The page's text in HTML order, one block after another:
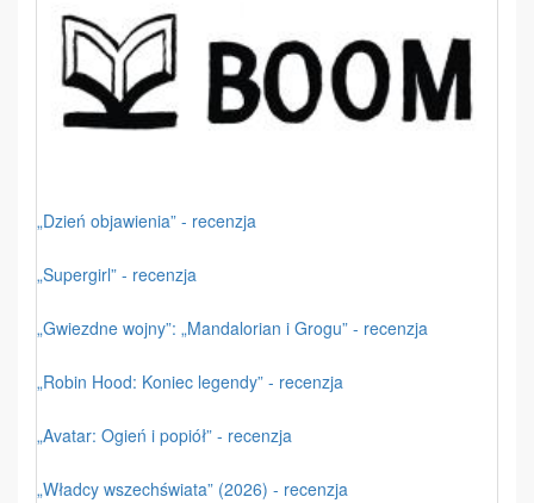
„Dzień objawienia” - recenzja
„Supergirl” - recenzja
„Gwiezdne wojny”: „Mandalorian i Grogu” - recenzja
„Robin Hood: Koniec legendy” - recenzja
„Avatar: Ogień i popiół” - recenzja
„Władcy wszechświata” (2026) - recenzja